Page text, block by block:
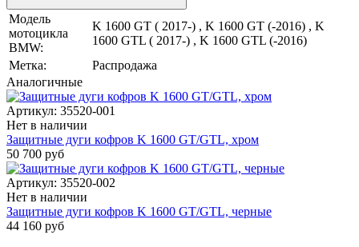
Модель
мотоцикла
BMW:
K 1600 GT ( 2017-) , K 1600 GT (-2016) , K
1600 GTL ( 2017-) , K 1600 GTL (-2016)
Метка:
Распродажа
Аналогичные
Артикул: 35520-001
Нет в наличии
Защитные дуги кофров K 1600 GT/GTL, хром
50 700 руб
Артикул: 35520-002
Нет в наличии
Защитные дуги кофров K 1600 GT/GTL, черные
44 160 руб